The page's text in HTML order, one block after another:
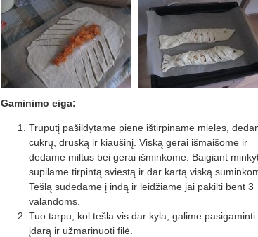
Gaminimo eiga:
Truputį pašildytame piene ištirpiname mieles,
cukrų, druską ir kiaušinį. Viską gerai išmaišome ir
dedame miltus bei gerai išminkome. Baigiant
supilame tirpintą sviestą ir dar kartą viską
Tešlą sudedame į indą ir leidžiame jai pakilti bent 3
valandoms.
Tuo tarpu, kol tešla vis dar kyla, galime pasigaminti
įdarą ir užmarinuoti filė.